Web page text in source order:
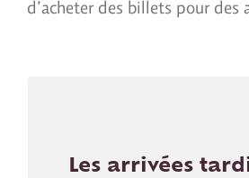
d’acheter des billets pour des
Les arrivées